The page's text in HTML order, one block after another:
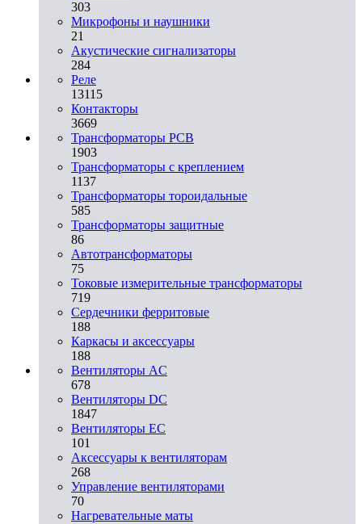
303
Микрофоны и наушники
21
Акустические сигнализаторы
284
Реле
13115
Контакторы
3669
Трансформаторы PCB
1903
Трансформаторы с креплением
1137
Трансформаторы тороидальные
585
Трансформаторы защитные
86
Автотрансформаторы
75
Токовые измерительные трансформаторы
719
Сердечники ферритовые
188
Каркасы и аксессуары
188
Вентиляторы AC
678
Вентиляторы DC
1847
Вентиляторы EC
101
Аксессуары к вентиляторам
268
Управление вентиляторами
70
Нагревательные маты